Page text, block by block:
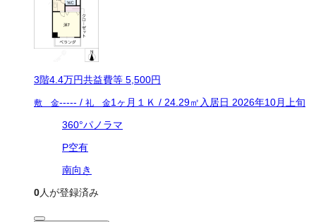
3階4.4万円共益費等 5,500円
敷 金----- / 礼 金1ヶ月 １Ｋ / 24.29㎡ 入居日 2026年10月上旬
360°パノラマ
P空有
南向き
0人が登録済み